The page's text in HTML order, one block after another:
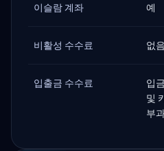
이슬람 계좌 예
비활성 수수료 없음
입출금 수수료
입
및
부